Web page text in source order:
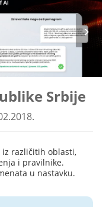
Srbije
različitih oblasti,
i pravilnike.
u nastavku.